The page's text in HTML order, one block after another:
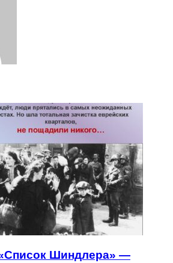
Шиндлера» —